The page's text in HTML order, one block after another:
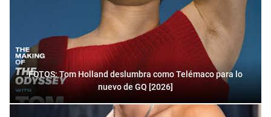
FOTOS: Tom Holland deslumbra como Telémaco para lo
nuevo de GQ [2026]